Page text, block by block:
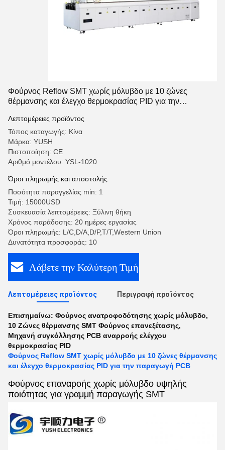
Φούρνος Reflow SMT χωρίς μόλυβδο με 10 ζώνες
θέρμανσης και έλεγχο θερμοκρασίας PID για την
Λεπτομέρειες προϊόντος
Τόπος καταγωγής: Κίνα
Μάρκα: YUSH
Πιστοποίηση: CE
Αριθμό μοντέλου: YSL-1020
Όροι πληρωμής και αποστολής
Ποσότητα παραγγελίας min: 1
Τιμή: 15000USD
Συσκευασία λεπτομέρειες: Ξύλινη θήκη
Χρόνος παράδοσης: 20 ημέρες εργασίας
Όροι πληρωμής: L/C,D/A,D/P,T/T,Western Union
Δυνατότητα προσφοράς: 10
Λάβετε την Καλύτερη Τιμή
Λεπτομέρειες προϊόντος Περιγραφή προϊόντος
Επισημαίνω: Φούρνος ανατροφοδότησης χωρίς μόλυβδο,
10 Ζώνες θέρμανσης SMT Φούρνος επανεξέτασης,
Μηχανή συγκόλλησης PCB αναρροής ελέγχου
θερμοκρασίας PID
Φούρνος Reflow SMT χωρίς μόλυβδο με 10 ζώνες θέρμανσης
και έλεγχο θερμοκρασίας PID για την παραγωγή PCB
Φούρνος επαναροής χωρίς μόλυβδο υψηλής
ποιότητας για γραμμή παραγωγής SMT